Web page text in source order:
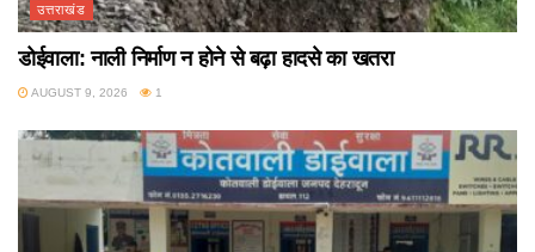
उत्तराखंड
डोईवाला: नाली निर्माण न होने से बढ़ा हादसे का खतरा
AUGUST 9, 2026 1